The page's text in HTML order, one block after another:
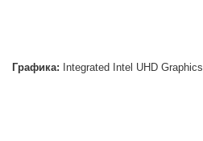
Графика: Integrated Intel UHD Graphics